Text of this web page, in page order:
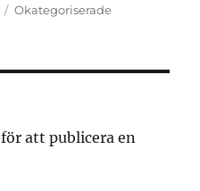
Kategorier
Okategoriserade
för att publicera en